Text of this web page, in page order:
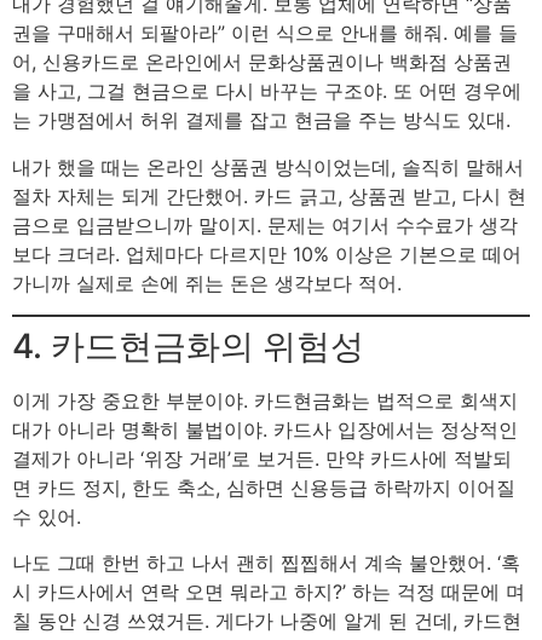
권을 구매해서 되팔아라” 이런 식으로 안내를 해줘. 예를 들
어, 신용카드로 온라인에서 문화상품권이나 백화점 상품권
을 사고, 그걸 현금으로 다시 바꾸는 구조야. 또 어떤 경우에
는 가맹점에서 허위 결제를 잡고 현금을 주는 방식도 있대.
내가 했을 때는 온라인 상품권 방식이었는데, 솔직히 말해서
절차 자체는 되게 간단했어. 카드 긁고, 상품권 받고, 다시 현
금으로 입금받으니까 말이지. 문제는 여기서 수수료가 생각
보다 크더라. 업체마다 다르지만 10% 이상은 기본으로 떼어
가니까 실제로 손에 쥐는 돈은 생각보다 적어.
4. 카드현금화의 위험성
이게 가장 중요한 부분이야. 카드현금화는 법적으로 회색지
대가 아니라 명확히 불법이야. 카드사 입장에서는 정상적인
결제가 아니라 ‘위장 거래’로 보거든. 만약 카드사에 적발되
면 카드 정지, 한도 축소, 심하면 신용등급 하락까지 이어질
수 있어.
나도 그때 한번 하고 나서 괜히 찝찝해서 계속 불안했어. ‘혹
시 카드사에서 연락 오면 뭐라고 하지?’ 하는 걱정 때문에 며
칠 동안 신경 쓰였거든. 게다가 나중에 알게 된 건데, 카드현